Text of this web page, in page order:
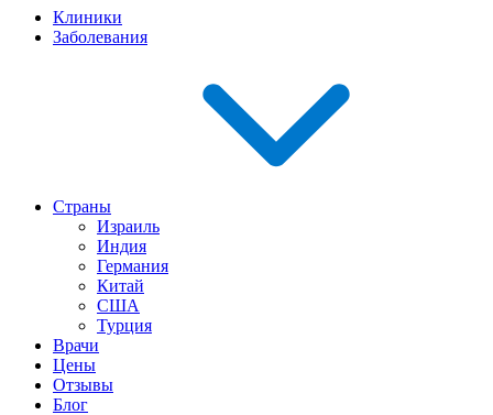
Клиники
Заболевания
Страны
Израиль
Индия
Германия
Китай
США
Турция
Врачи
Цены
Отзывы
Блог